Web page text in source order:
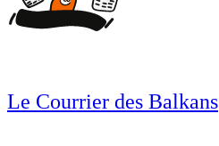
Le Courrier des Balkans